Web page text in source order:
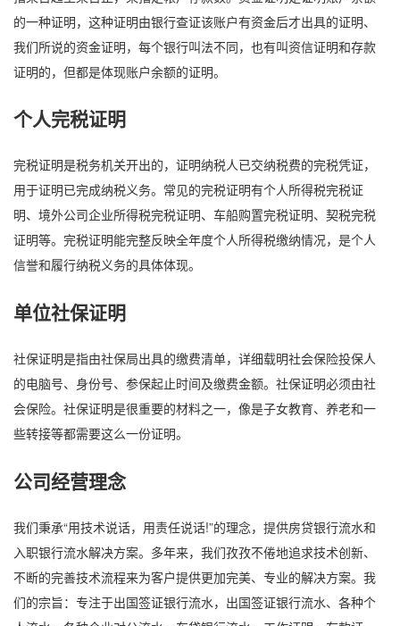
的一种证明，这种证明由银行查证该账户有资金后才出具的证明、
我们所说的资金证明，每个银行叫法不同，也有叫资信证明和存款
证明的，但都是体现账户余额的证明。
个人完税证明
完税证明是税务机关开出的，证明纳税人已交纳税费的完税凭证，
用于证明已完成纳税义务。常见的完税证明有个人所得税完税证
明、境外公司企业所得税完税证明、车船购置完税证明、契税完税
证明等。完税证明能完整反映全年度个人所得税缴纳情况，是个人
信誉和履行纳税义务的具体体现。
单位社保证明
社保证明是指由社保局出具的缴费清单，详细载明社会保险投保人
的电脑号、身份号、参保起止时间及缴费金额。社保证明必须由社
会保险。社保证明是很重要的材料之一，像是子女教育、养老和一
些转接等都需要这么一份证明。
公司经营理念
我们秉承“用技术说话，用责任说话!”的理念，提供房贷银行流水和
入职银行流水解决方案。多年来，我们孜孜不倦地追求技术创新、
不断的完善技术流程来为客户提供更加完美、专业的解决方案。我
们的宗旨：专注于出国签证银行流水，出国签证银行流水、各种个